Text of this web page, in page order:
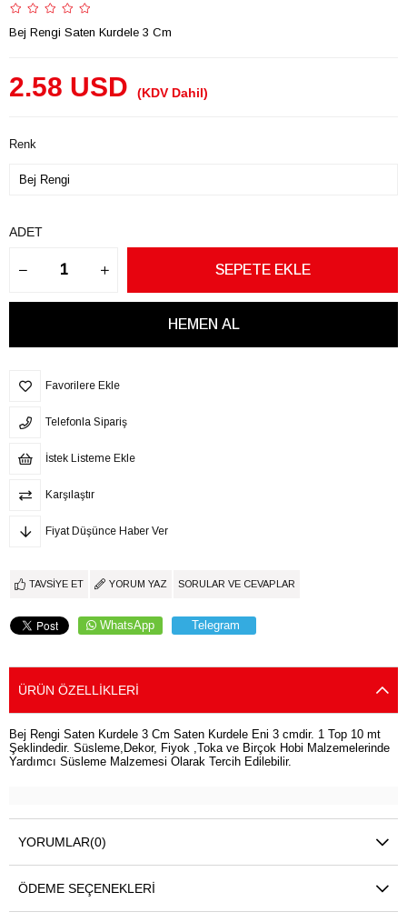
Bej Rengi Saten Kurdele 3 Cm
2.58 USD (KDV Dahil)
Renk
ADET
Favorilere Ekle
Telefonla Sipariş
İstek Listeme Ekle
Karşılaştır
Fiyat Düşünce Haber Ver
TAVSIYE ET YORUM YAZ SORULAR VE CEVAPLAR
WhatsApp Telegram
ÜRÜN ÖZELLIKLERI
Bej Rengi Saten Kurdele 3 Cm Saten Kurdele Eni 3 cmdir. 1 Top 10 mt
Şeklindedir. Süsleme,Dekor, Fiyok ,Toka ve Birçok Hobi Malzemelerinde
Yardımcı Süsleme Malzemesi Olarak Tercih Edilebilir.
YORUMLAR(0)
ÖDEME SEÇENEKLERI